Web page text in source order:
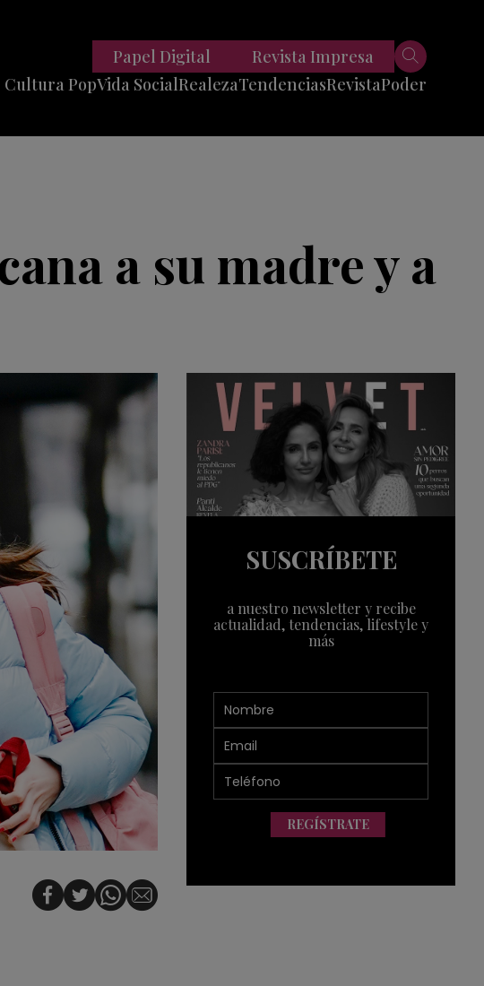
Cultura PopVida SocialRealezaTendencias
Viajes
Tech
RevistaPoder
Papel Digital Revista Impresa
a su madre y a
SUSCRÍBETE
a nuestro newsletter y recibe
actualidad, tendencias, lifestyle y
más
REGÍSTRATE